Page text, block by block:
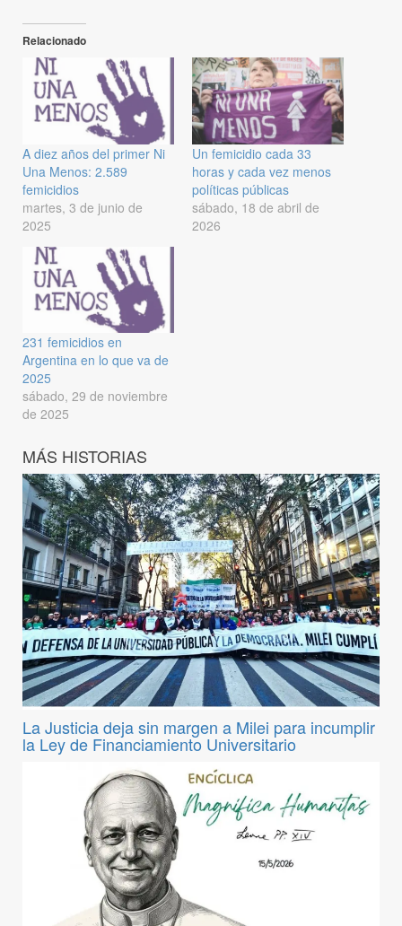
Relacionado
A diez años del primer Ni
Una Menos: 2.589
femicidios
martes, 3 de junio de
2025
Un femicidio cada 33
horas y cada vez menos
políticas públicas
sábado, 18 de abril de
2026
231 femicidios en
Argentina en lo que va de
2025
sábado, 29 de noviembre
de 2025
MÁS HISTORIAS
La Justicia deja sin margen a Milei para incumplir
la Ley de Financiamiento Universitario